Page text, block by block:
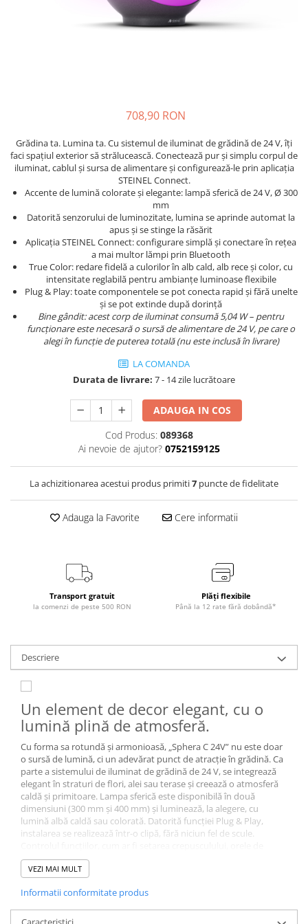
708,90 RON
Grădina ta. Lumina ta. Cu sistemul de iluminat de grădină de 24 V, îți
faci spațiul exterior să strălucească. Conectează pur și simplu corpul de
iluminat, cablul și sursa de alimentare și configurează-le prin aplicația
STEINEL Connect.
Accente de lumină colorate și elegante: lampă sferică de 24 V, Ø 300
mm
Datorită senzorului de luminozitate, lumina se aprinde automat la
apus și se stinge la răsărit
Aplicația STEINEL Connect: configurare simplă și conectare în rețea
a mai multor lămpi prin Bluetooth
True Color: redare fidelă a culorilor în alb cald, alb rece și color, cu
intensitate reglabilă pentru ambianțe luminoase flexibile
Plug & Play: toate componentele se pot conecta rapid și fără unelte
și se pot extinde după dorință
Bine gândit: acest corp de iluminat consumă 5,04 W – pentru
funcționare este necesară o sursă de alimentare de 24 V, pe care o
alegi în funcție de puterea totală (nu este inclusă în livrare)
LA COMANDA
Durata de livrare: 7 - 14 zile lucrătoare
ADAUGA IN COS
Cod Produs: 089368
Ai nevoie de ajutor? 0752159125
La achizitionarea acestui produs primiti7 puncte de fidelitate
Adauga la Favorite Cere informatii
Transport gratuit
la comenzi de peste 500 RON
Plăți flexibile
Până la 12 rate fără dobândă*
Descriere
Un element de decor elegant, cu o
lumină plină de atmosferă.
Cu forma sa rotundă și armonioasă, „Sphera C 24V” nu este doar
o sursă de lumină, ci un adevărat punct de atracție în grădină. Ca
parte a sistemului de iluminat de grădină de 24 V, se integrează
elegant în straturi de flori, alei sau terase și creează o atmosferă
caldă și primitoare. Lampa sferică este disponibilă în două
dimensiuni (300 mm și 400 mm) și luminează, la alegere, cu
lumină albă caldă sau colorată. Datorită funcției Plug & Play,
instalarea se realizează într-o clipă, fără niciun fel de scule.
pornire și oprire, grupurile de lumini și setările de culoare, se
realizează comod prin aplicația STEINEL Connect. Fie că este
C 24V” asigură accente de lumină delicate, cu stil. Adaptorul de
alimentare și cablul nu sunt incluse în pachet.
VEZI MAI MULT
Informatii conformitate produs